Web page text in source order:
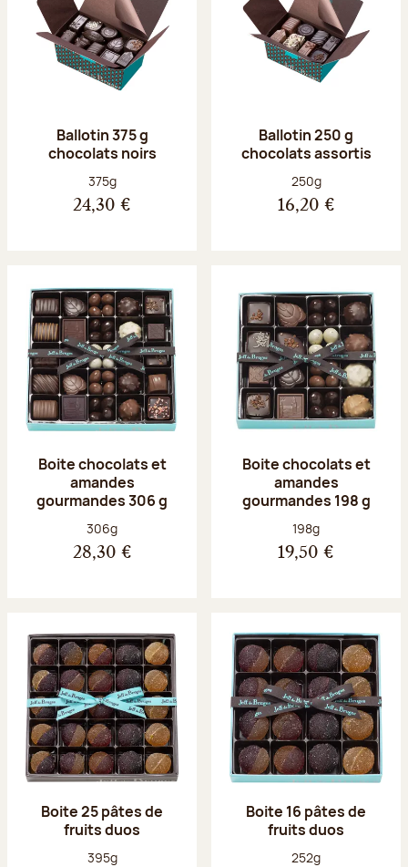
Ballotin 375 g
chocolats noirs
Poids net :
375g
24,30 €
Ballotin 250 g
chocolats assortis
Poids net :
250g
16,20 €
Boite chocolats et
amandes
gourmandes 306 g
Poids net :
306g
28,30 €
Boite chocolats et
amandes
gourmandes 198 g
Poids net :
198g
19,50 €
Boite 25 pâtes de
fruits duos
Poids net :
395g
Boite 16 pâtes de
fruits duos
Poids net :
252g